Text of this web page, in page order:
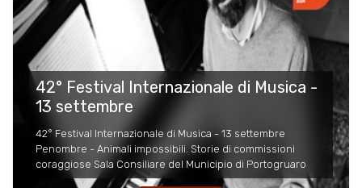
42° Festival Internazionale di Musica -
13 settembre
42° Festival Internazionale di Musica - 13 settembre
Penombre - Animali impossibili. Storie di commissioni
coraggiose Sala Consiliare del Municipio di Portogruaro